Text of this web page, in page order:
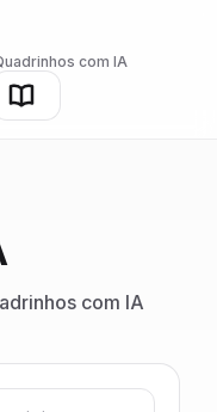
com IA
com IA